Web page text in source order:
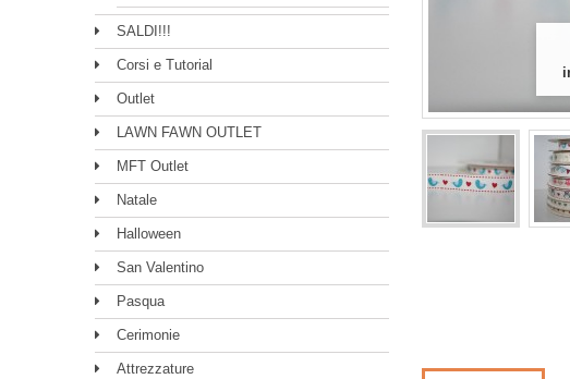
SALDI!!!
Corsi e Tutorial
Outlet
LAWN FAWN OUTLET
MFT Outlet
Natale
Halloween
San Valentino
Pasqua
Cerimonie
Attrezzature